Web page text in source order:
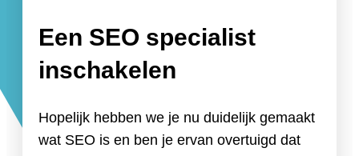
Een SEO specialist
inschakelen
Hopelijk hebben we je nu duidelijk gemaakt
wat SEO is en ben je ervan overtuigd dat